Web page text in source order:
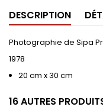
DESCRIPTION
Photographie de Sipa
1978
20 cm x 30 cm
16 AUTRES